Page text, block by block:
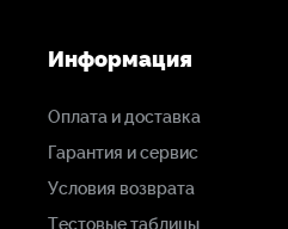
Информация
Оплата и доставка
Гарантия и сервис
Условия возврата
Тестовые таблицы